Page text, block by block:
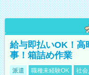
給与即払いOK！高
事！箱詰め作業
派遣 職種未経験OK 社